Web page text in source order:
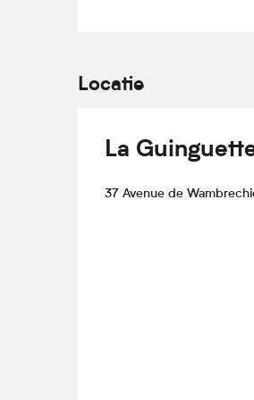
Locatie
La
37 Avenue de